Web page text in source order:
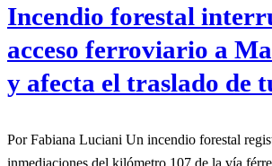
Incendio forestal
acceso ferroviario a
y afecta el traslado de
Por Fabiana Luciani Un incendio forestal registrado en las
inmediaciones del kilómetro 107 de la vía